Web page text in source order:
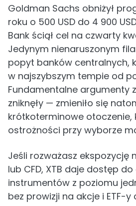
Goldman Sachs obniżył
roku o 500 USD do 4 900
Bank ściął cel na czwarty
Jedynym nienaruszonym
popyt banków centralnych,
w najszybszym tempie od
Fundamentalne argumenty
zniknęły — zmieniło się
krótkoterminowe
ostrożności przy wyborze
Jeśli rozważasz ekspozycję
lub CFD, XTB daje dostęp
instrumentów z poziomu
bez prowizji na akcje i ETF-y